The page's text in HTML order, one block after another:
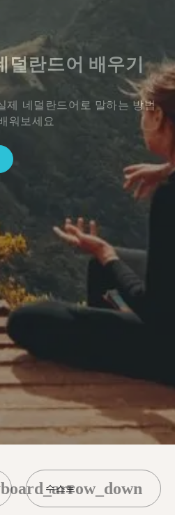
덜란드어 배우기
제 네덜란드어로 말하는 방법
워보세요
수스트